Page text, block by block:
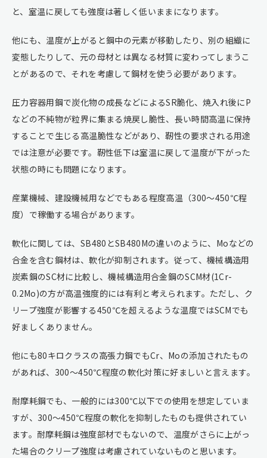
と、室温に戻しても強度は著しく低いままになります。
他にも、温度が上がると鋼中の元素が移動したり、別の組織に
変態したりして、元の母材とは異なる材質に変わってしまうこ
とがあるので、それを考慮して鋼材を使う必要があります。
圧力容器用鋼で炭化物の成長などによるSR脆化、焼入れ後にP
などの不純物が粒界に集まる焼戻し脆性、長い時間高温に保持
することで生じる高温脆性などがあり、靭性の要求される用途
では注意が必要です。靭性低下は室温に戻して温度が下がった
状態の時にも問題になります。
産業機械、建設機械用などでもある程度高温（300～450℃程
度）で稼働する場合があります。
軟化に関しては、SB480とSB480Mの違いのように、Moなどの
合金を含む鋼材は、軟化が抑制されます。従って、機械構造用
炭素鋼のSC材に比較し、機械構造用合金鋼のSCM材(1Cr-
0.2Mo)の方が高温強度的には有利と考えられます。ただし、ク
リープ強度が影響する450℃を超えるような温度ではSCMでも
好ましくありません。
他にも80キロクラスの高張力鋼でもCr、Moの添加されたもの
があれば、300～450℃程度の軟化対策に好ましいと言えます。
耐摩耗鋼でも、一般的には300℃以下での使用を想定していま
すが、300～450℃程度の軟化を抑制したものも提供されてい
ます。耐摩耗鋼は強度部材でもないので、温度がさらに上がっ
た場合のクリープ強度は考慮されていないものと思います。